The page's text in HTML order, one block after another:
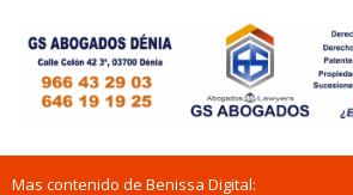
Mas contenido de Benissa Digital: